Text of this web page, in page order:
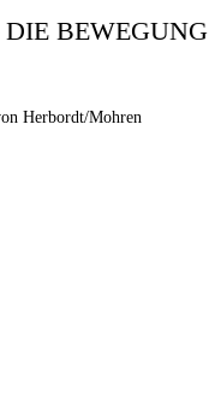
DIE BEWEGUNG
Herbordt/Mohren